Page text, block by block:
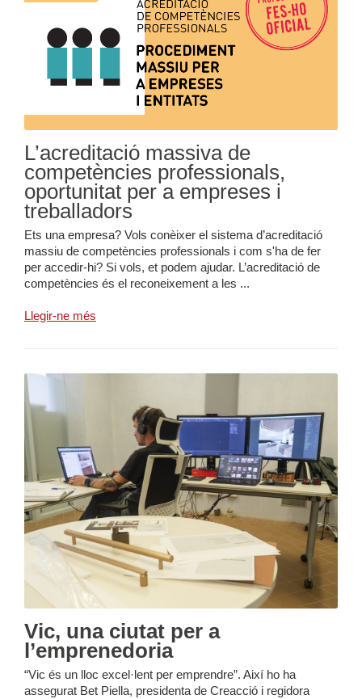
L’acreditació massiva de
competències professionals,
oportunitat per a empreses i
treballadors
Ets una empresa? Vols conèixer el sistema d’acreditació
massiu de competències professionals i com s'ha de fer
per accedir-hi? Si vols, et podem ajudar. L’acreditació de
competències és el reconeixement a les ...
Llegir-ne més
Vic, una ciutat per a
l’emprenedoria
“Vic és un lloc excel·lent per emprendre”. Així ho ha
assegurat Bet Piella, presidenta de Creacció i regidora